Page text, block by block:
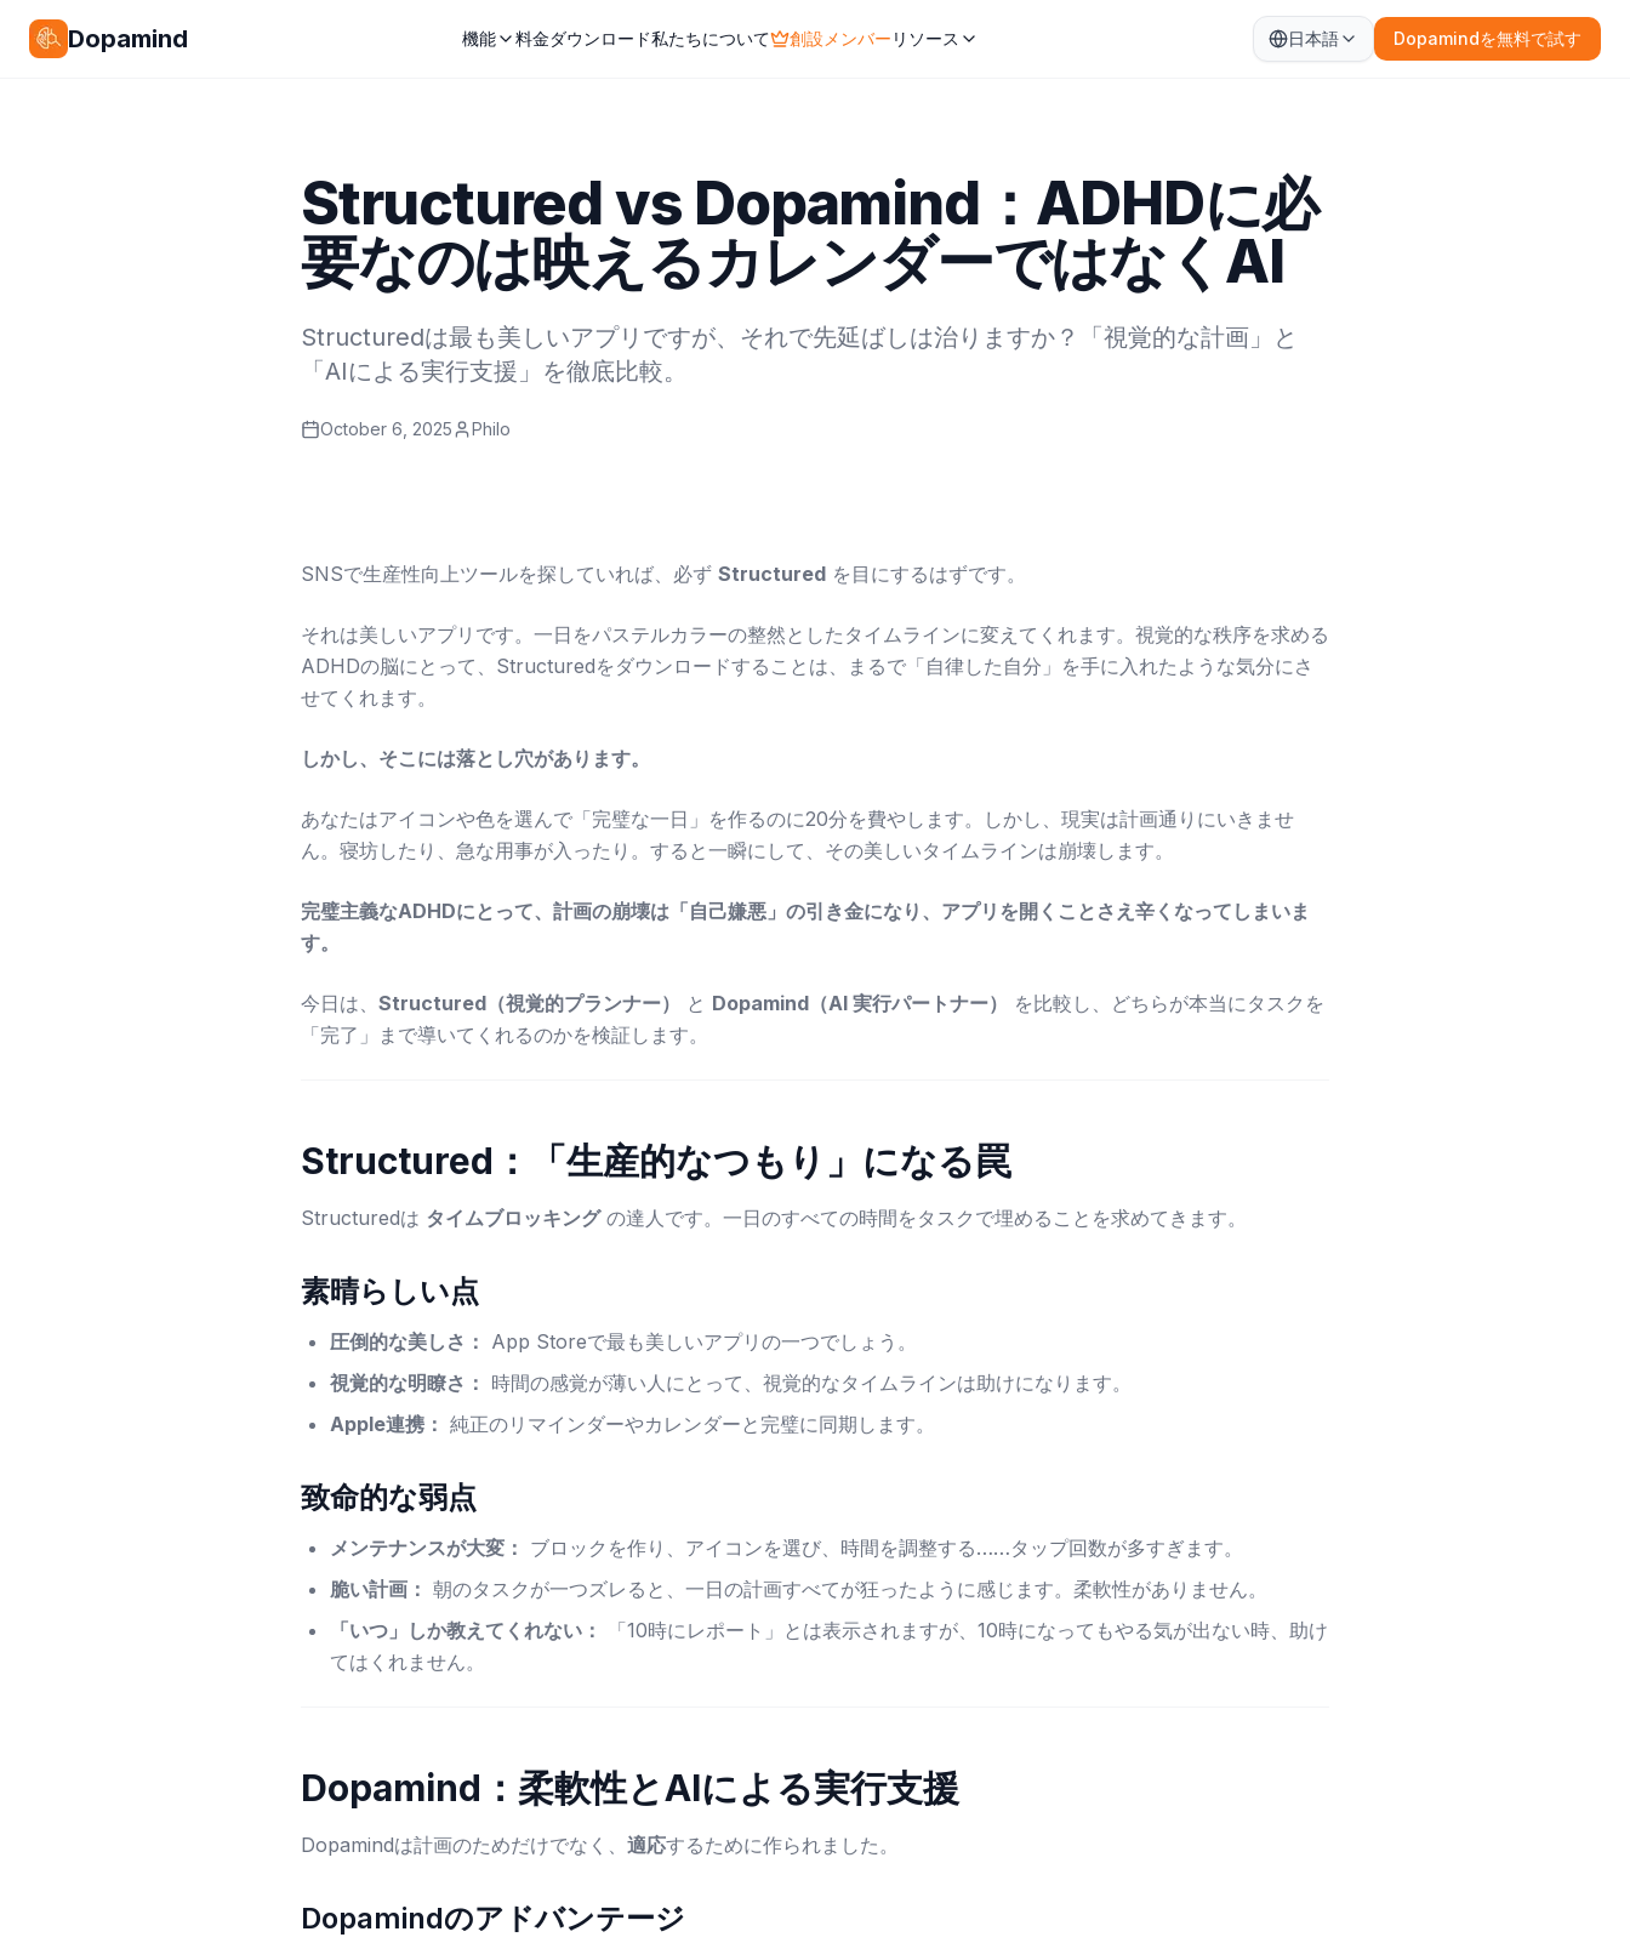
Dopamind 機能 料金ダウンロード私たちについて 創設メンバー リソース 日本語 Dopamindを無料で試す
Structured vs Dopamind：ADHDに必
要なのは映えるカレンダーではなくAI
Structuredは最も美しいアプリですが、それで先延ばしは治りますか？「視覚的な計画」と
「AIによる実行支援」を徹底比較。
October 6, 2025 Philo
SNSで生産性向上ツールを探していれば、必ず Structured を目にするはずです。
それは美しいアプリです。一日をパステルカラーの整然としたタイムラインに変えてくれます。視覚的な秩序を求める
ADHDの脳にとって、Structuredをダウンロードすることは、まるで「自律した自分」を手に入れたような気分にさ
せてくれます。
しかし、そこには落とし穴があります。
あなたはアイコンや色を選んで「完璧な一日」を作るのに20分を費やします。しかし、現実は計画通りにいきませ
ん。寝坊したり、急な用事が入ったり。すると一瞬にして、その美しいタイムラインは崩壊します。
完璧主義なADHDにとって、計画の崩壊は「自己嫌悪」の引き金になり、アプリを開くことさえ辛くなってしまいま
す。
今日は、 Structured（視覚的プランナー） と Dopamind（AI 実行パートナー）
を比較し、どちらが本当にタスクを
「完了」まで導いてくれるのかを検証します。
Structured：「生産的なつもり」になる罠
Structuredは タイムブロッキングの達人です。一日のすべての時間をタスクで埋めることを求めてきます。
素晴らしい点
圧倒的な美しさ： App Storeで最も美しいアプリの一つでしょう。
視覚的な明瞭さ： 時間の感覚が薄い人にとって、視覚的なタイムラインは助けになります。
Apple連携： 純正のリマインダーやカレンダーと完璧に同期します。
致命的な弱点
メンテナンスが大変： ブロックを作り、アイコンを選び、時間を調整する……タップ回数が多すぎます。
脆い計画： 朝のタスクが一つズレると、一日の計画すべてが狂ったように感じます。柔軟性がありません。
「いつ」しか教えてくれない：
「10時にレポート」とは表示されますが、10時になってもやる気が出ない時、助け
てはくれません。
Dopamind：柔軟性とAIによる実行支援
Dopamindは計画のためだけでなく、 適応するために作られました。
Dopamindのアドバンテージ